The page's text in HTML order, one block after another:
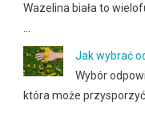
Wazelina biała to
Jak wybrać
Wybór
która może przysporzyć